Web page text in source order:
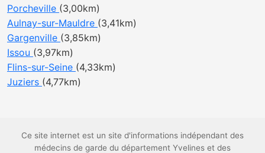
Porcheville (3,00km)
Aulnay-sur-Mauldre (3,41km)
Gargenville (3,85km)
Issou (3,97km)
Flins-sur-Seine (4,33km)
Juziers (4,77km)
Ce site internet est un site d'informations indépendant des
médecins de garde du département Yvelines et des